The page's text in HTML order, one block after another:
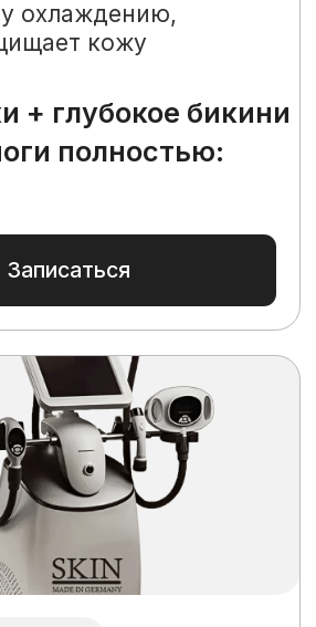
наилучшего
международные
методики
лучших
брендах и аппаратах
норм
и СанПиНов.